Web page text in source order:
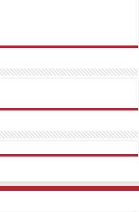
TipobetMatadorbetMariobet